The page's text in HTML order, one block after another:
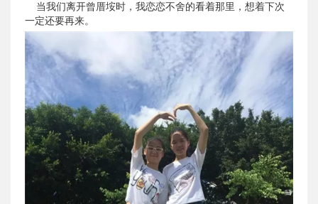
当我们离开曾厝垵时，我恋恋不舍的看着那里，想着下次
一定还要再来。